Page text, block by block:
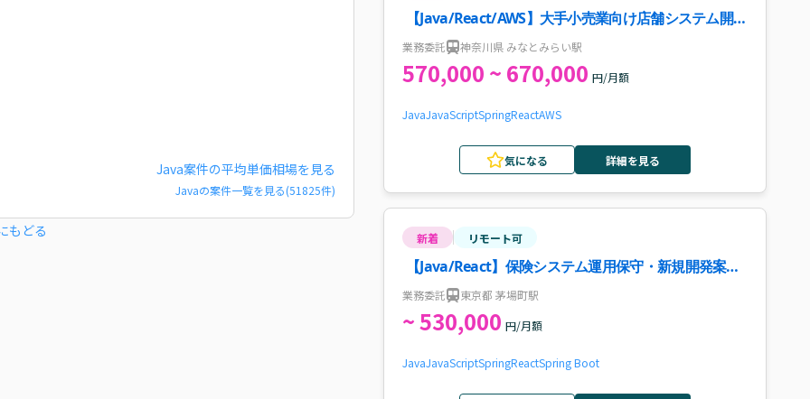
Java案件の平均単価相場を見る
Javaの案件一覧を見る(51825件)
もどる
【Java/React/AWS】大手小売業向け店舗システム開発
案件・求人
業務委託 神奈川県 みなとみらい駅
570,000 ~ 670,000 円/月額
JavaJavaScriptSpringReactAWS
気になる 詳細を見る
新着 リモート可
【Java/React】保険システム運用保守・新規開発案
件・求人
業務委託 東京都 茅場町駅
~ 530,000 円/月額
JavaJavaScriptSpringReactSpring Boot